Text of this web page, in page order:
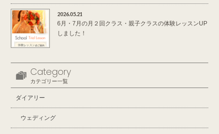
2026.05.21
6月・7月の月２回クラス・親子クラスの体験レッスンUP
しました！
Category
カテゴリー一覧
ダイアリー
ウェディング